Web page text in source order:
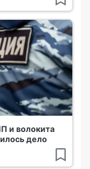
и волокита
дело